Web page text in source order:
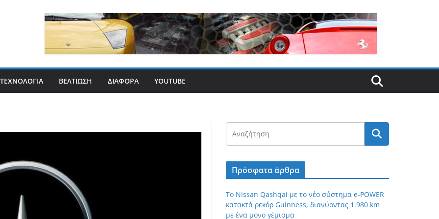
ΤΕΧΝΟΛΟΓΊΑ ΒΕΛΤΊΩΣΗ ΔΙΆΦΟΡΑ YOUTUBE
Πρόσφατα άρθρα
Το Nissan Qashqai με το νέο σύστημα e-POWER
κατακτά ρεκόρ Guinness, διανύοντας 1.980 km
με ένα μόνο γέμισμα